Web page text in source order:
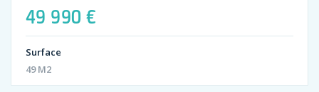
49 990 €
Surface
49 M2